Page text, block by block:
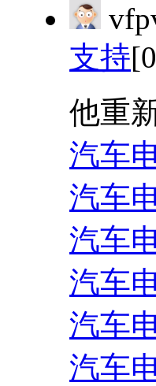
支持
他重
汽车
汽车
汽车
汽车
汽车
汽车